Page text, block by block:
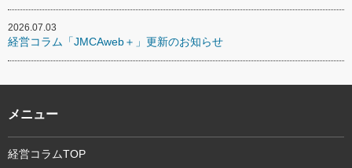
2026.07.03
経営コラム「JMCAweb＋」更新のお知らせ
メニュー
経営コラムTOP